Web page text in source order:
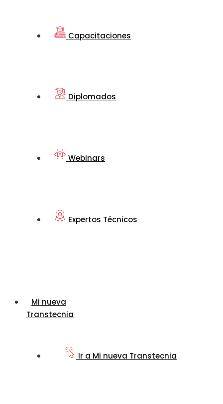
Capacitaciones
Diplomados
Webinars
Expertos Técnicos
Mi nueva
Transtecnia
Ir a Mi nueva Transtecnia